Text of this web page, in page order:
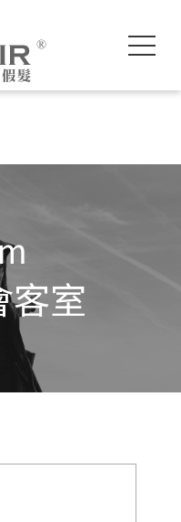
客室